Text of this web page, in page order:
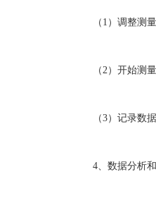
（1）调整测量
（2）开始测量
（3）记录数据
4、数据分析和